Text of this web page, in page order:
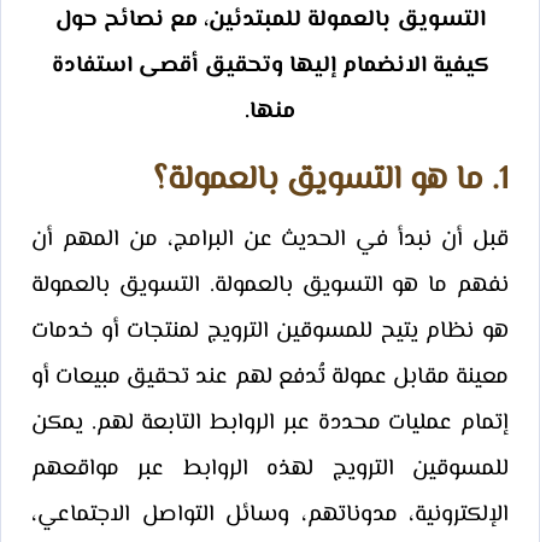
التسويق بالعمولة للمبتدئين، مع نصائح حول
كيفية الانضمام إليها وتحقيق أقصى استفادة
منها.
1. ما هو التسويق بالعمولة؟
قبل أن نبدأ في الحديث عن البرامج، من المهم أن
نفهم ما هو التسويق بالعمولة. التسويق بالعمولة
هو نظام يتيح للمسوقين الترويج لمنتجات أو خدمات
معينة مقابل عمولة تُدفع لهم عند تحقيق مبيعات أو
إتمام عمليات محددة عبر الروابط التابعة لهم. يمكن
للمسوقين الترويج لهذه الروابط عبر مواقعهم
الإلكترونية، مدوناتهم، وسائل التواصل الاجتماعي،